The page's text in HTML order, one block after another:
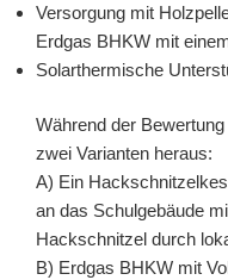
Versorgung mit
Erdgas BHKW mit
Solarthermische
Während der
zwei Varianten heraus:
A) Ein
an das Schulgebäude
Hackschnitzel durch
B) Erdgas BHKW mit